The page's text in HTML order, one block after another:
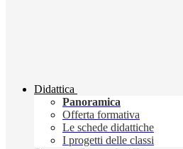
Didattica
Panoramica
Offerta formativa
Le schede didattiche
I progetti delle classi